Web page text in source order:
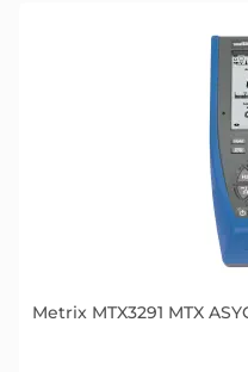
Metrix MTX3291 MTX